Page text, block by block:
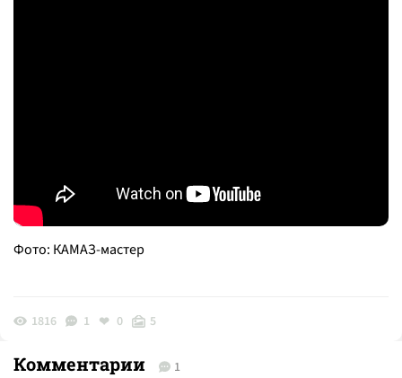
Фото: КАМАЗ-мастер
1816 1 0 5
Комментарии 1